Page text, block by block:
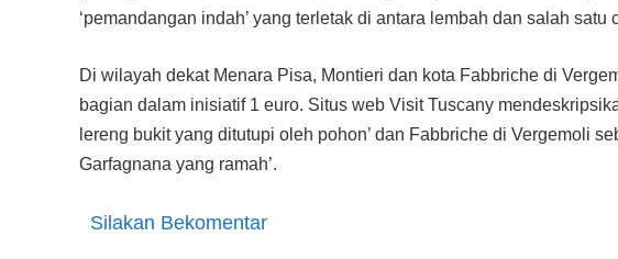
‘pemandangan indah’ yang terletak di antara lembah dan salah
Di wilayah dekat Menara Pisa, Montieri dan kota Fabbriche di
bagian dalam inisiatif 1 euro. Situs web Visit Tuscany
lereng bukit yang ditutupi oleh pohon’ dan Fabbriche di Vergemoli
Garfagnana yang ramah’.
Silakan Bekomentar